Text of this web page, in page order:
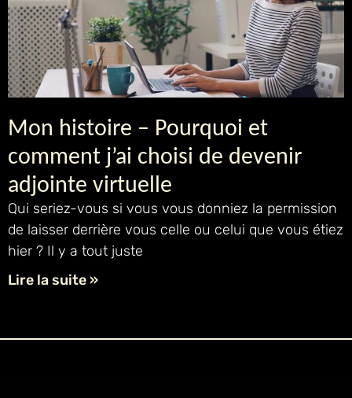
Mon histoire – Pourquoi et
comment j’ai choisi de devenir
adjointe virtuelle
Qui seriez-vous si vous vous donniez la permission
de laisser derrière vous celle ou celui que vous étiez
hier ? Il y a tout juste
Lire la suite »